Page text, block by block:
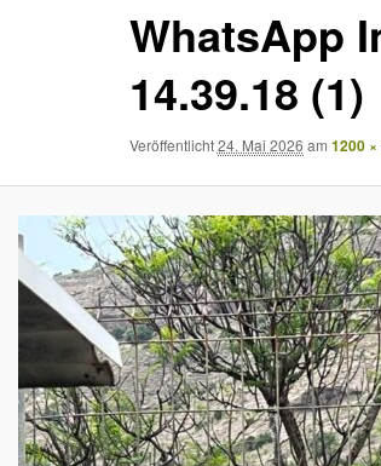
WhatsApp
14.39.18 (1)
Veröffentlicht24. Mai 2026 am 1200